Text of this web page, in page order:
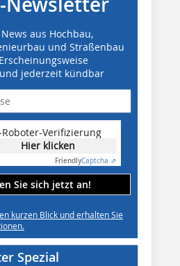
aus Hochbau,
und Straßenbau
jederzeit kündbar
Verifizierung
Hier klicken
FriendlyCaptcha ⇗
Sie sich jetzt an!
kurzen Blick und erhalten Sie
Spezial